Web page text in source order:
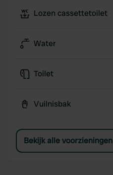
Lozen cassettetoilet
Water
Toilet
Vuilnisbak
Bekijk alle voorzieningen